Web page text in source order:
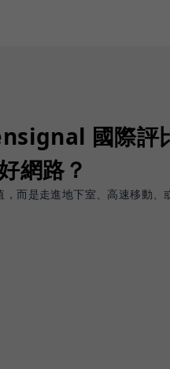
國際評
網路？
而是走進地下室、高速移動、